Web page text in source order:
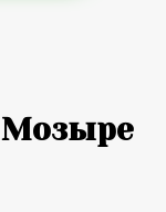
Мозыре